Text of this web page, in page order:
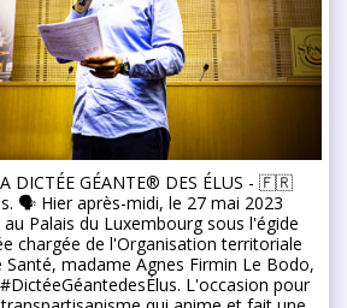
DICTÉE GÉANTE® DES ÉLUS - 🇫🇷
🗣 Hier après-midi, le 27 mai 2023
Palais du Luxembourg sous l'égide
chargée de l'Organisation territoriale
madame Agnes Firmin Le Bodo,
L'occasion pour